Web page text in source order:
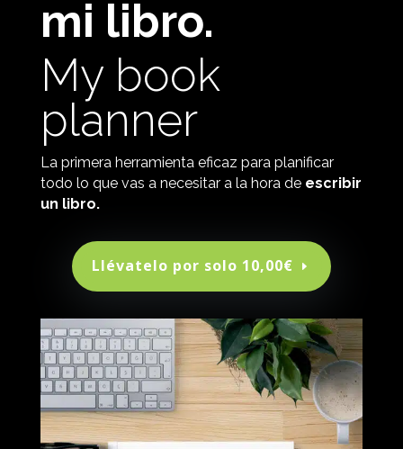
mi libro.
My book
planner
La primera herramienta eficaz para planificar
todo lo que vas a necesitar a la hora deescribir
un libro.
Llévatelo por solo 10,00€